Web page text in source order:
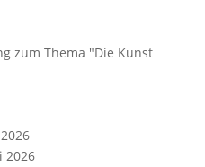
zum Thema "Die Kunst
2026